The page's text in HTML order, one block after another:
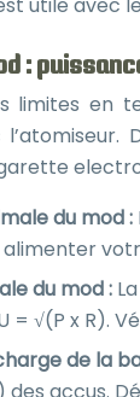
:
limites en
du mod :
du mod :
= √(P x R).
de la